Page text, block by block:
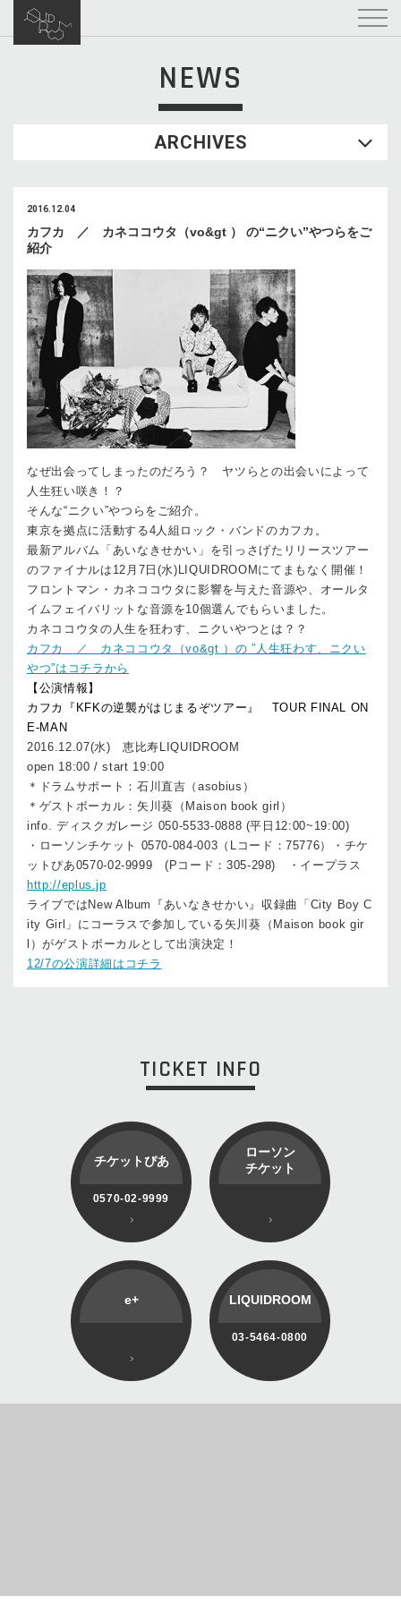
NEWS
ARCHIVES
2016.12.04
カフカ ／ カネココウタ（vo&gt ） の“ニクい”やつらをご
紹介
なぜ出会ってしまったのだろう？ ヤツらとの出会いによって
人生狂い咲き！？
そんな“ニクい”やつらをご紹介。
東京を拠点に活動する4人組ロック・バンドのカフカ。
最新アルバム「あいなきせかい」を引っさげたリリースツアー
のファイナルは12月7日(水)LIQUIDROOMにてまもなく開催！
フロントマン・カネココウタに影響を与えた音源や、オールタ
イムフェイバリットな音源を10個選んでもらいました。
カネココウタの人生を狂わす、ニクいやつとは？？
カフカ ／ カネココウタ（vo&gt ）の ”人生狂わす、ニクい
やつ”はコチラから
【公演情報】
カフカ『KFKの逆襲がはじまるぞツアー』 TOUR FINAL ON
E-MAN
2016.12.07(水) 恵比寿LIQUIDROOM
open 18:00 / start 19:00
＊ドラムサポート：石川直吉（asobius）
＊ゲストボーカル：矢川葵（Maison book girl）
info. ディスクガレージ 050-5533-0888 (平日12:00~19:00)
・ローソンチケット 0570-084-003（Lコード：75776）・チケ
ットぴあ0570-02-9999 (Pコード：305-298) ・イープラス
http://eplus.jp
ライブではNew Album『あいなきせかい』収録曲「City Boy C
ity Girl」にコーラスで参加している矢川葵（Maison book gir
l）がゲストボーカルとして出演決定！
12/7の公演詳細はコチラ
TICKET INFO
チケットぴあ
0570-02-9999
ローソン
チケット
e+ LIQUIDROOM
03-5464-0800